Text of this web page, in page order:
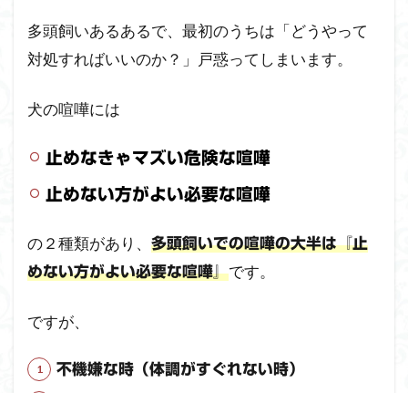
士
が
喧
す
理
由
2.1
ちと
の暮
らし
合
犬が
多頭飼いあるあるで、最初のうちは「どうやって
対処すればいいのか？」戸惑ってしまいます。
犬の喧嘩には
止めなきゃマズい危険な喧嘩
止めない方がよい必要な喧嘩
の２種類があり、
多頭飼いでの喧嘩の大半は『止
めない方がよい必要な喧嘩』です。
ですが、
不機嫌な時（体調がすぐれない時）